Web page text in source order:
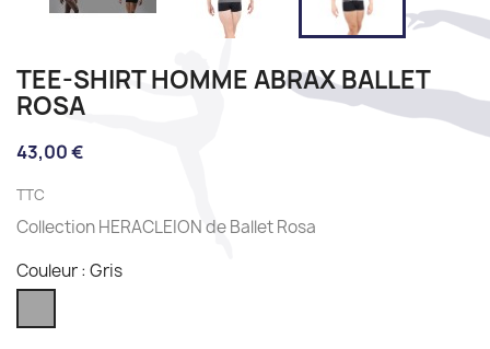
TEE-SHIRT HOMME ABRAX BALLET
ROSA
43,00 €
TTC
Collection HERACLEION de Ballet Rosa
Couleur : Gris